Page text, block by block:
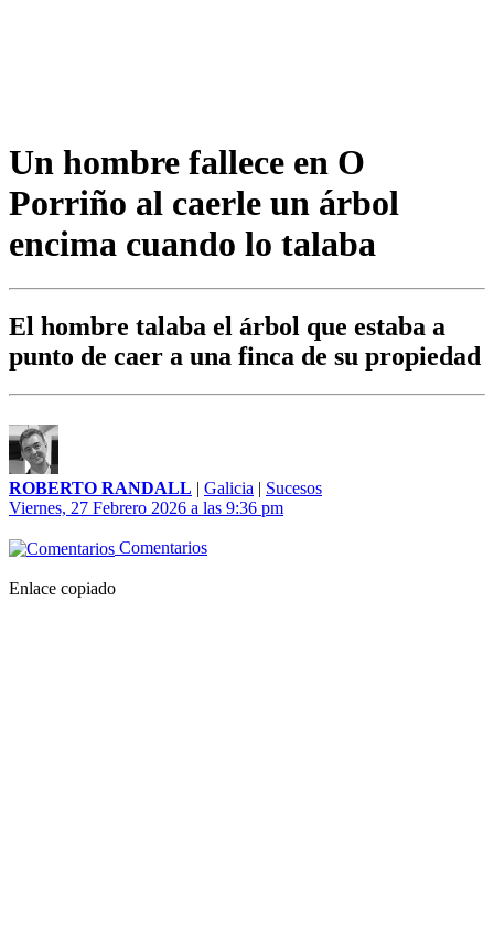
Un hombre fallece en O
Porriño al caerle un árbol
encima cuando lo talaba
El hombre talaba el árbol que estaba a
punto de caer a una finca de su propiedad
ROBERTO RANDALL | Galicia | Sucesos
Viernes, 27 Febrero 2026 a las 9:36 pm
Comentarios
Enlace copiado